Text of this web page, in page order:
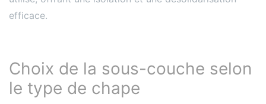
efficace​​.
Choix de la sous-couche selon
le type de chape